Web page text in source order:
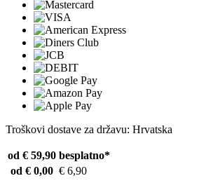
Troškovi dostave za državu: Hrvatska
od € 59,90 besplatno*
od € 0,00 € 6,90